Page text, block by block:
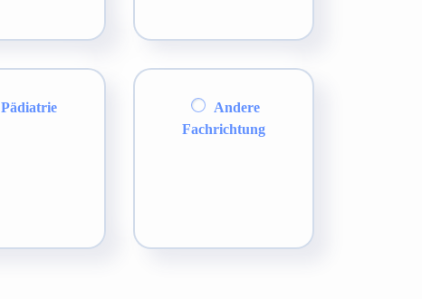
Pädiatrie
Andere
Fachrichtung